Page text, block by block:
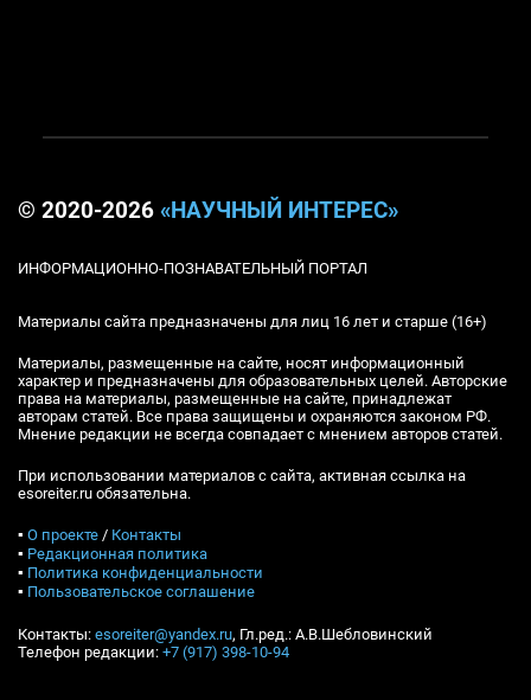
© 2020-2026 «НАУЧНЫЙ ИНТЕРЕС»
ИНФОРМАЦИОННО-ПОЗНАВАТЕЛЬНЫЙ ПОРТАЛ
Материалы сайта предназначены для лиц 16 лет и старше (16+)
Материалы, размещенные на сайте, носят информационный
характер и предназначены для образовательных целей. Авторские
права на материалы, размещенные на сайте, принадлежат
авторам статей. Все права защищены и охраняются законом РФ.
Мнение редакции не всегда совпадает с мнением авторов статей.
При использовании материалов с сайта, активная ссылка на
esoreiter.ru обязательна.
▪ О проекте / Контакты
▪ Редакционная политика
▪ Политика конфиденциальности
▪ Пользовательское соглашение
Контакты: esoreiter@yandex.ru, Гл.ред.: А.В.Шебловинский
Телефон редакции: +7 (917) 398-10-94